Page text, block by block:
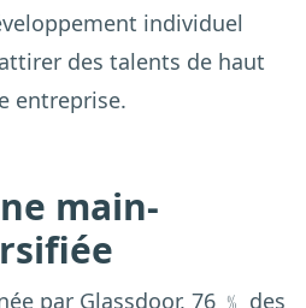
individuel
des talents de haut
entreprise.
main-
par Glassdoor, 76 ﹪ des